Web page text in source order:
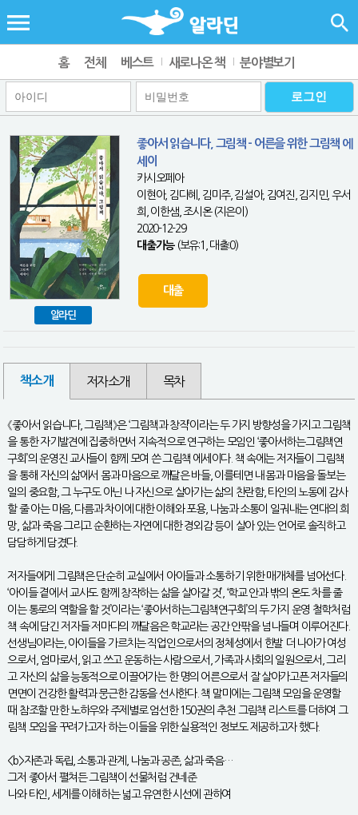
홈 전체 베스트 새로나온 책 분야별보기
알라딘
좋아서 읽습니다, 그림책 - 어른을 위한 그림책 에
세이
카시오페아
이현아, 김다혜, 김미주, 김설아, 김여진, 김지민, 우서
희, 이한샘, 조시온 (지은이)
2020-12-29
대출가능(보유:1, 대출:0)
대출
책소개 저자소개 목차
《좋아서 읽습니다, 그림책》은 ‘그림책과 창작’이라는 두 가지 방향성을 가지고 그림책
을 통한 자기발견에 집중하면서 지속적으로 연구하는 모임인 ‘좋아서하는그림책연
구회’의 운영진 교사들이 함께 모여 쓴 그림책 에세이다. 책 속에는 저자들이 그림책
을 통해 자신의 삶에서 몸과 마음으로 깨달은 바들, 이를테면 내 몸과 마음을 돌보는
일의 중요함, 그 누구도 아닌 나 자신으로 살아가는 삶의 찬란함, 타인의 노동에 감사
할 줄 아는 마음, 다름과 차이에 대한 이해와 포용, 나눔과 소통이 일궈내는 연대의 희
망, 삶과 죽음 그리고 순환하는 자연에 대한 경외감 등이 살아 있는 언어로 솔직하고
담담하게 담겼다.
저자들에게 그림책은 단순히 교실에서 아이들과 소통하기 위한 매개체를 넘어선다.
‘아이들 곁에서 교사도 함께 창작하는 삶을 살아갈 것’, ‘학교 안과 밖의 온도 차를 줄
이는 통로의 역할을 할 것’이라는 ‘좋아서하는그림책연구회’의 두 가지 운영 철학처럼
책 속에 담긴 저자들 저마다의 깨달음은 학교라는 공간 안팎을 넘나들며 이루어진다.
선생님이라는, 아이들을 가르치는 직업인으로서의 정체성에서 한발 더 나아가 여성
으로서, 엄마로서, 읽고 쓰고 운동하는 사람으로서, 가족과 사회의 일원으로서, 그리
고 자신의 삶을 능동적으로 이끌어가는 한 명의 어른으로서 잘 살아가고픈 저자들의
면면이 건강한 활력과 뭉근한 감동을 선사한다. 책 말미에는 그림책 모임을 운영할
때 참조할 만한 노하우와 주제별로 엄선한 150권의 추천 그림책 리스트를 더하여 그
림책 모임을 꾸려가고자 하는 이들을 위한 실용적인 정보도 제공하고자 했다.
<b>자존과 독립, 소통과 관계, 나눔과 공존, 삶과 죽음…
그저 좋아서 펼쳐든 그림책이 선물처럼 건네준
나와 타인, 세계를 이해하는 넓고 유연한 시선에 관하여